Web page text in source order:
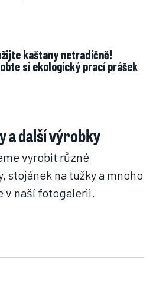
kaštany netradičně!
si ekologický prací prášek
a další výrobky
vyrobit různé
stojánek na tužky a mnoho
v naší fotogalerii.